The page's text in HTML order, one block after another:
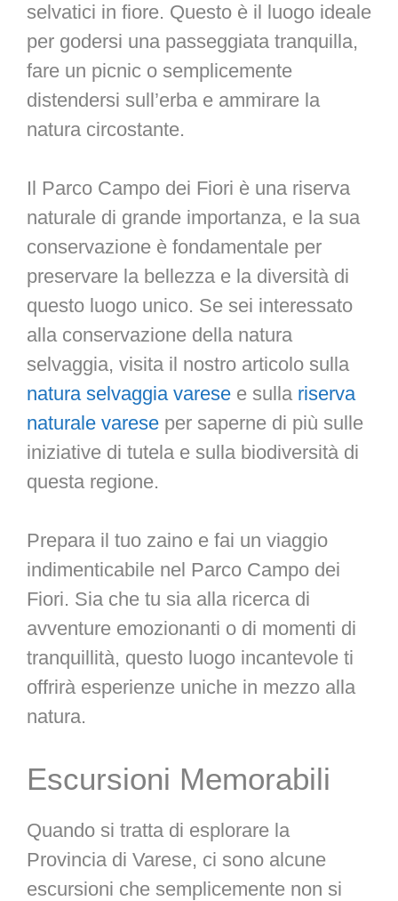
selvatici in fiore. Questo è il luogo ideale
per godersi una passeggiata tranquilla,
fare un picnic o semplicemente
distendersi sull’erba e ammirare la
natura circostante.
Il Parco Campo dei Fiori è una riserva
naturale di grande importanza, e la sua
conservazione è fondamentale per
preservare la bellezza e la diversità di
questo luogo unico. Se sei interessato
alla conservazione della natura
selvaggia, visita il nostro articolo sulla
natura selvaggia varese e sulla riserva
naturale varese per saperne di più sulle
iniziative di tutela e sulla biodiversità di
questa regione.
Prepara il tuo zaino e fai un viaggio
indimenticabile nel Parco Campo dei
Fiori. Sia che tu sia alla ricerca di
avventure emozionanti o di momenti di
tranquillità, questo luogo incantevole ti
offrirà esperienze uniche in mezzo alla
natura.
Escursioni Memorabili
Quando si tratta di esplorare la
Provincia di Varese, ci sono alcune
escursioni che semplicemente non si